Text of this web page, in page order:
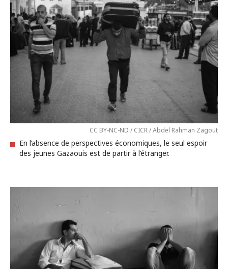
CC BY-NC-ND / CICR / Abdel Rahman Zagout
En l’absence de perspectives économiques, le seul espoir
des jeunes Gazaouis est de partir à l’étranger.